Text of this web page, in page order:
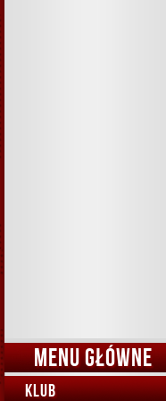
MENU GŁÓWNE
KLUB